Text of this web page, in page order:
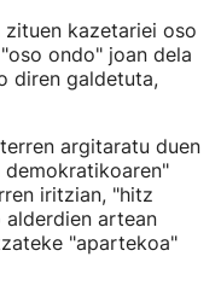
kazetariei oso
ondo" joan dela
diren galdetuta,
argitaratu duen
demokratikoaren"
iritzian, "hitz
artean
"apartekoa"